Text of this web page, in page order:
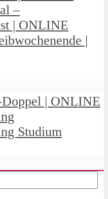
–
| ONLINE
|
| ONLINE
Studium